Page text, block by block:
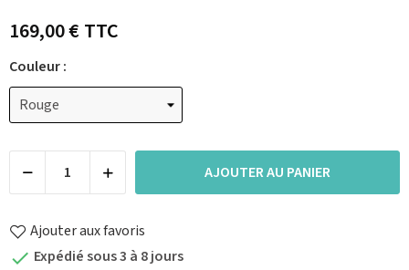
169,00 €TTC
Couleur :
AJOUTER AU PANIER
Ajouter aux favoris
 Expédié sous 3 à 8 jours